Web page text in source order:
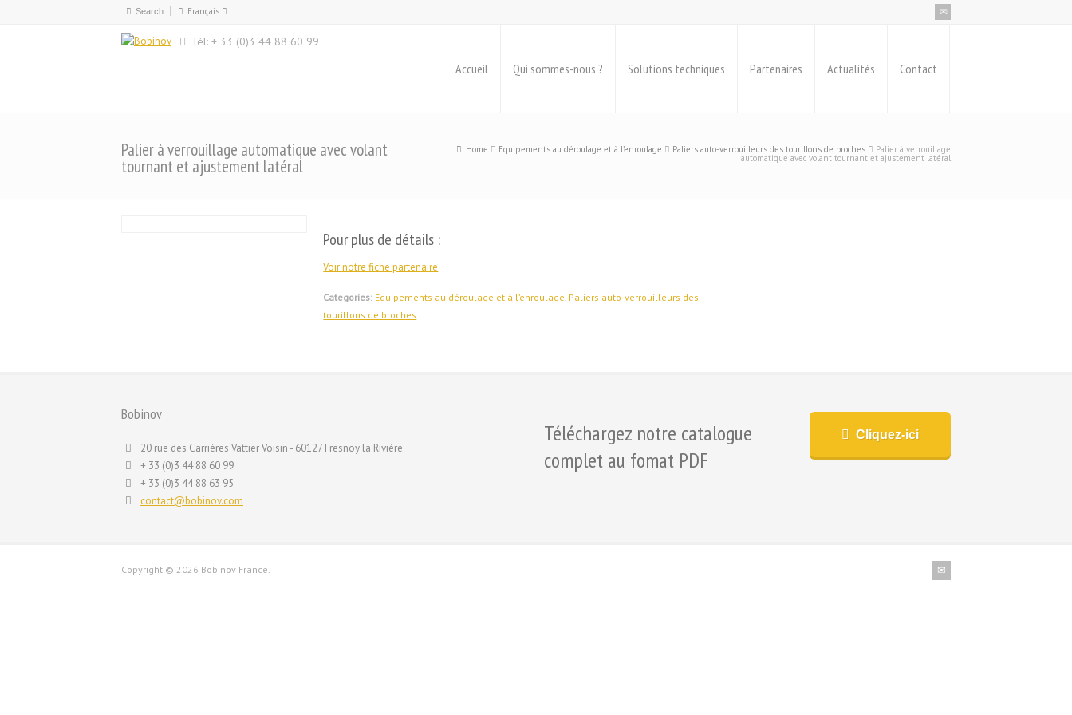
Français
Tél: + 33 (0)3 44 88 60 99
Accueil Qui sommes-nous ? Solutions techniques Partenaires Actualités Contact
Palier à verrouillage automatique avec volant
tournant et ajustement latéral
Home Equipements au déroulage et à l’enroulage Paliers auto-verrouilleurs des tourillons de broches Palier à verrouillage
automatique avec volant tournant et ajustement latéral
Pour plus de détails :
Voir notre fiche partenaire
Categories: Equipements au déroulage et à l’enroulage, Paliers auto-verrouilleurs des
tourillons de broches
Bobinov
20 rue des Carrières Vattier Voisin - 60127 Fresnoy la Rivière
+ 33 (0)3 44 88 60 99
+ 33 (0)3 44 88 63 95
contact@bobinov.com
Cliquez-ici
Téléchargez notre catalogue
complet au fomat PDF
Copyright © 2026 Bobinov France.